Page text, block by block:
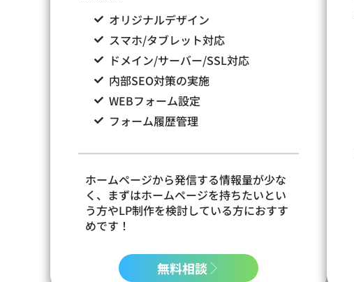
オリジナルデザイン
スマホ/タブレット対応
ドメイン/サーバー/SSL対応
内部SEO対策の実施
WEBフォーム設定
フォーム履歴管理
ホームページから発信する情報量が少な
く、まずはホームページを持ちたいとい
う方やLP制作を検討している方におすす
めです！
無料相談